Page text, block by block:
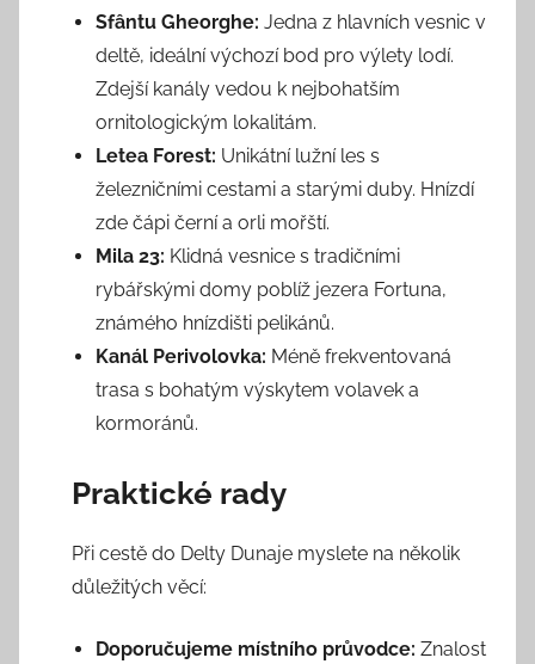
Sfântu Gheorghe: Jedna z hlavních vesnic v
deltě, ideální výchozí bod pro výlety lodí.
Zdejší kanály vedou k nejbohatším
ornitologickým lokalitám.
Letea Forest: Unikátní lužní les s
železničními cestami a starými duby. Hnízdí
zde čápi černí a orli mořští.
Mila 23: Klidná vesnice s tradičními
rybářskými domy poblíž jezera Fortuna,
známého hnízdišti pelikánů.
Kanál Perivolovka: Méně frekventovaná
trasa s bohatým výskytem volavek a
kormoránů.
Praktické rady
Při cestě do Delty Dunaje myslete na několik
důležitých věcí:
Doporučujeme místního průvodce: Znalost